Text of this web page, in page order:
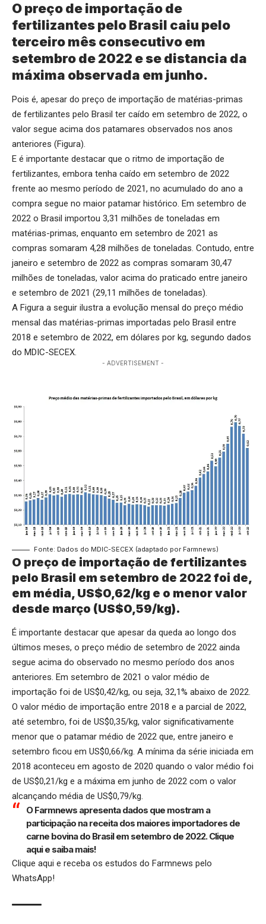
O preço de importação de
fertilizantes pelo Brasil caiu pelo
terceiro mês consecutivo em
setembro de 2022 e se distancia da
máxima observada em junho.
Pois é, apesar do preço de importação de matérias-primas
de fertilizantes pelo Brasil ter caído em setembro de 2022, o
valor segue acima dos patamares observados nos anos
anteriores (Figura).
E é importante destacar que o ritmo de importação de
fertilizantes, embora tenha caído em setembro de 2022
frente ao mesmo período de 2021, no acumulado do ano a
compra segue no maior patamar histórico. Em setembro de
2022 o Brasil importou 3,31 milhões de toneladas em
matérias-primas, enquanto em setembro de 2021 as
compras somaram 4,28 milhões de toneladas. Contudo, entre
janeiro e setembro de 2022 as compras somaram 30,47
milhões de toneladas, valor acima do praticado entre janeiro
e setembro de 2021 (29,11 milhões de toneladas).
A Figura a seguir ilustra a evolução mensal do preço médio
mensal das matérias-primas importadas pelo Brasil entre
2018 e setembro de 2022, em dólares por kg, segundo dados
do MDIC-SECEX.
- ADVERTISEMENT -
Fonte: Dados do MDIC-SECEX (adaptado por Farmnews)
O preço de importação de fertilizantes
pelo Brasil em setembro de 2022 foi de,
em média, US$0,62/kg e o menor valor
desde março (US$0,59/kg).
É importante destacar que apesar da queda ao longo dos
últimos meses, o preço médio de setembro de 2022 ainda
segue acima do observado no mesmo período dos anos
anteriores. Em setembro de 2021 o valor médio de
importação foi de US$0,42/kg, ou seja, 32,1% abaixo de 2022.
O valor médio de importação entre 2018 e a parcial de 2022,
até setembro, foi de US$0,35/kg, valor significativamente
menor que o patamar médio de 2022 que, entre janeiro e
setembro ficou em US$0,66/kg. A mínima da série iniciada em
2018 aconteceu em agosto de 2020 quando o valor médio foi
de US$0,21/kg e a máxima em junho de 2022 com o valor
alcançando média de US$0,79/kg.
O Farmnews apresenta dados que mostram a
participação na receita dos maiores importadores de
carne bovina do Brasil em setembro de 2022.Clique
aquie saiba mais!
Clique aqui e receba os estudos do Farmnews pelo
WhatsApp!